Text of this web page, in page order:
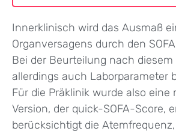
Innerklinisch wird das Ausmaß
Organversagens durch den
Bei der Beurteilung nach diesem
allerdings auch Laborparameter
Für die Präklinik wurde also eine
Version, der quick-SOFA-Score,
berücksichtigt die